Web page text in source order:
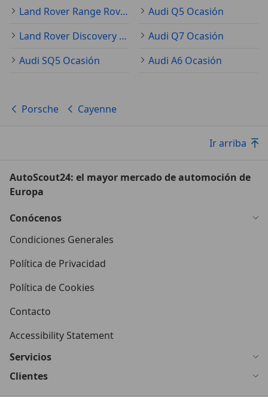
Land Rover Range Rover Sport Ocasión
Audi Q5 Ocasión
Land Rover Discovery Ocasión
Audi Q7 Ocasión
Audi SQ5 Ocasión
Audi A6 Ocasión
Porsche Cayenne
Ir arriba
AutoScout24: el mayor mercado de automoción de
Europa
Conócenos
Condiciones Generales
Política de Privacidad
Política de Cookies
Contacto
Accessibility Statement
Servicios
Clientes